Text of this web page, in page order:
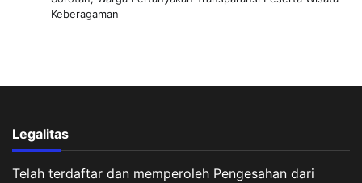
Keberagaman
Legalitas
Telah terdaftar dan memperoleh Pengesahan dari